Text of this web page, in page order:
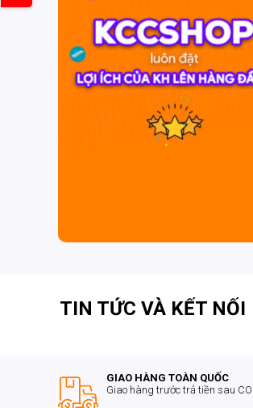
phẩmGhế gamingchính hãng
(HCM) hoặc truy cậphttps://
TIN TỨC VÀ KẾT NỐI
GIAO HÀNG TOÀN QUỐC
Giao hàng trước trả tiền sau